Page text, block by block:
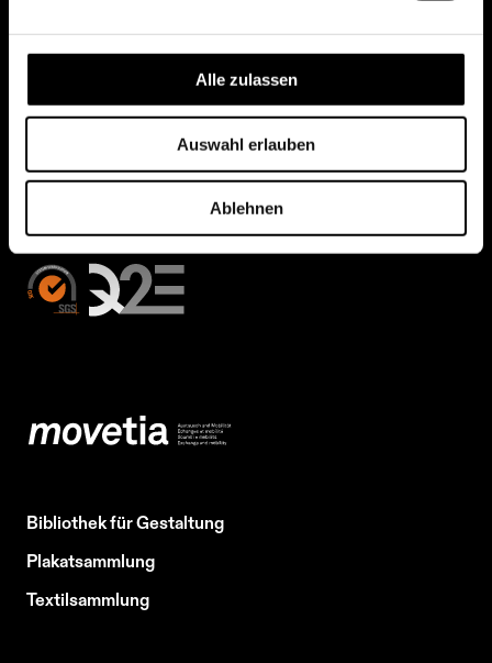
Alle zulassen
Auswahl erlauben
Ablehnen
Bibliothek für Gestaltung
Plakatsammlung
Textilsammlung